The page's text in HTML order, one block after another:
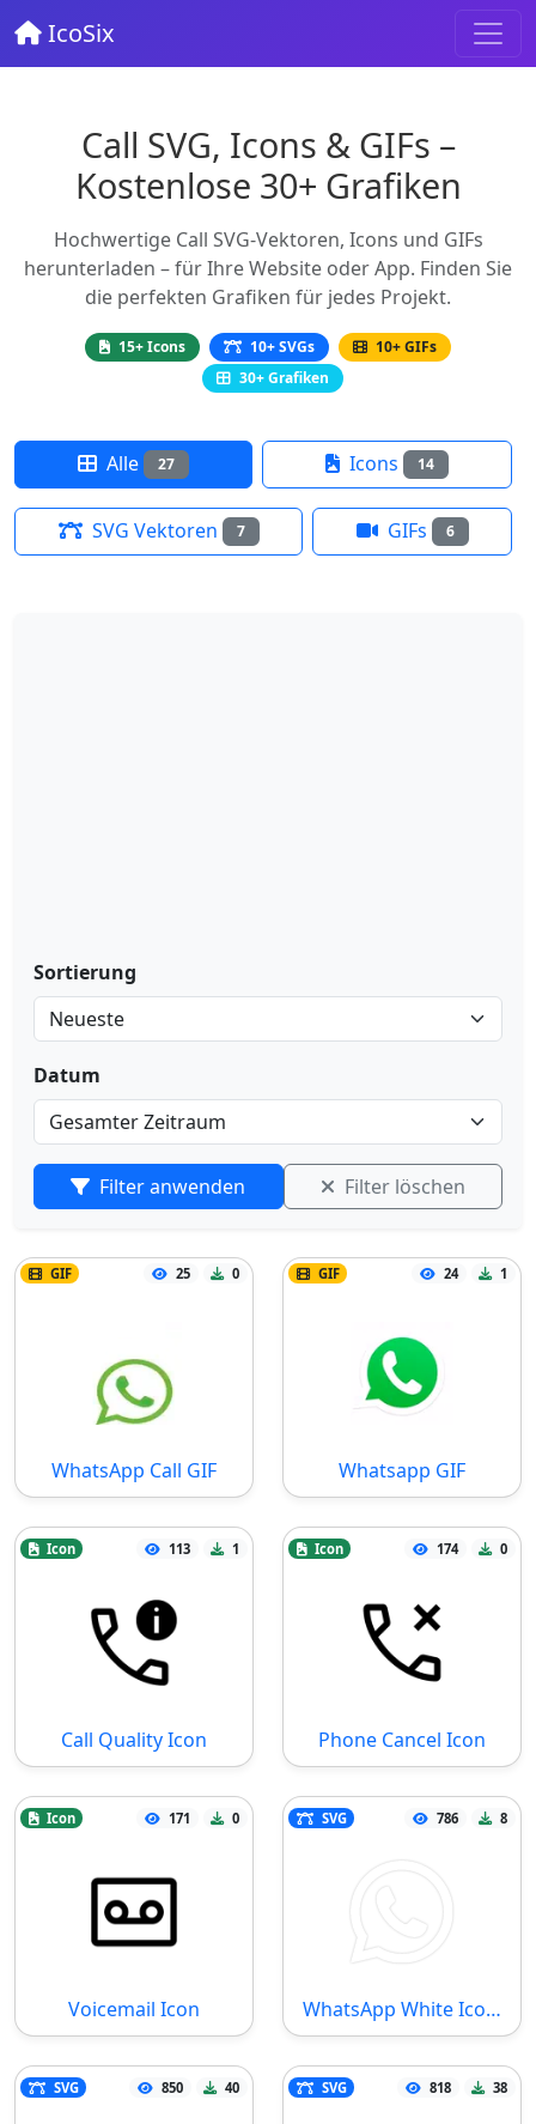
IcoSix
Call SVG, Icons & GIFs –
Kostenlose 30+ Grafiken
Hochwertige Call SVG-Vektoren, Icons und GIFs
herunterladen – für Ihre Website oder App. Finden Sie
die perfekten Grafiken für jedes Projekt.
15+ Icons 10+ SVGs
10+ GIFs
30+ Grafiken
Alle 27 Icons 14
SVG Vektoren 7 GIFs 6
Sortierung
Datum
Filter anwenden Filter löschen
GIF 25 0
WhatsApp Call GIF
GIF 24 1
Whatsapp GIF
Icon 113 1
Call Quality Icon
Icon 174 0
Phone Cancel Icon
Icon 171 0
Voicemail Icon
SVG 786 8
WhatsApp White Icon SVG Datei
SVG 850 40 SVG 818 38